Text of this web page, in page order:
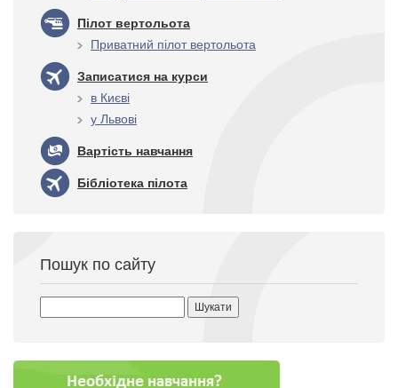
Пілот вертольота
Приватний пілот вертольота
Записатися на курси
в Києві
у Львові
Вартість навчання
Бібліотека пілота
Пошук по сайту